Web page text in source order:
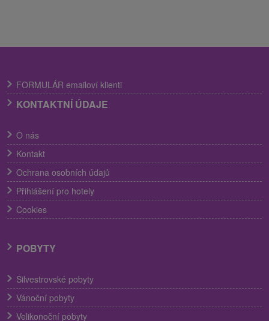
FORMULÁR emailoví klienti
KONTAKTNÍ ÚDAJE
O nás
Kontakt
Ochrana osobních údajů
Přihlášení pro hotely
Cookies
POBYTY
Silvestrovské pobyty
Vánoční pobyty
Velikonoční pobyty